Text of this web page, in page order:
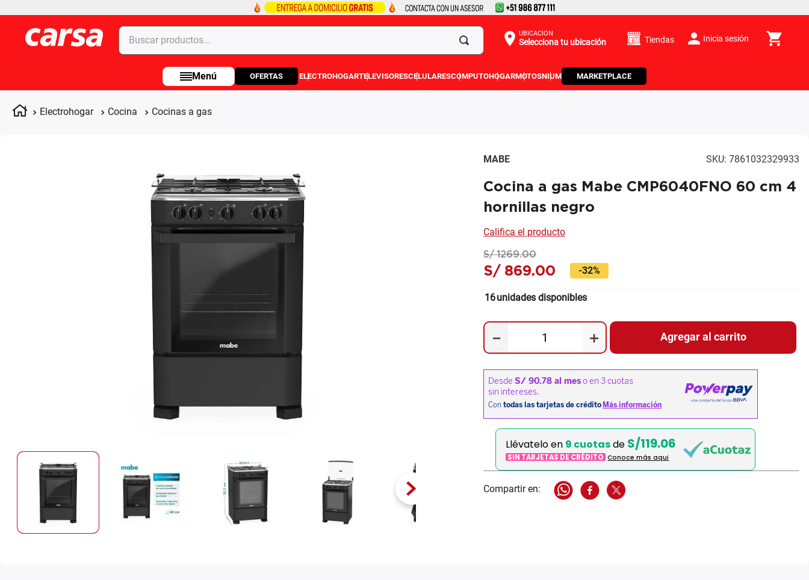
Buscar productos... UBICACIÓN
Selecciona tu ubicación Tiendas Inicia sesión
OFERTAS ELECTROHOGARTELEVISORESCELULARESCOMPUTOHOGARMOTOSNIUM MARKETPLACE
Electrohogar Cocina Cocinas a gas
MABE SKU: 7861032329933
Cocina a gas Mabe CMP6040FNO 60 cm 4
hornillas negro
Califica el producto
S/ 1269.00
S/ 869.00 -32%
16unidades disponibles
＋
－ Agregar al carrito
Llévatelo en 9 cuotasde S/119.06
SIN TARJETAS DE CRÉDITO Conoce más aqui
Términos más buscados